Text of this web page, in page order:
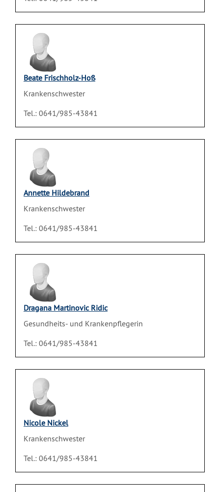
Beate Frischholz-Hoß
Krankenschwester
Tel.: 0641/985-43841
Annette Hildebrand
Krankenschwester
Tel.: 0641/985-43841
Dragana Martinovic Ridic
Gesundheits- und Krankenpflegerin
Tel.: 0641/985-43841
Nicole Nickel
Krankenschwester
Tel.: 0641/985-43841